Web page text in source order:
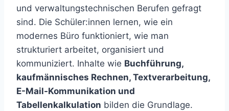
und verwaltungstechnischen Berufen gefragt
sind. Die Schüler:innen lernen, wie ein
modernes Büro funktioniert, wie man
strukturiert arbeitet, organisiert und
kommuniziert. Inhalte wie Buchführung,
kaufmännisches Rechnen, Textverarbeitung,
E-Mail-Kommunikation und
Tabellenkalkulation bilden die Grundlage.